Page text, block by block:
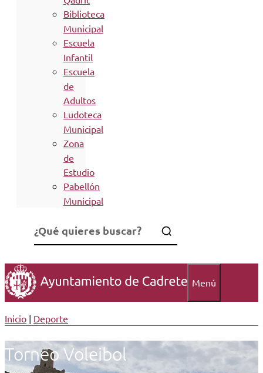
Biblioteca
Municipal
Escuela
Infantil
Escuela
de
Adultos
Ludoteca
Municipal
Zona
de
Estudio
Pabellón
Municipal
Menú
Inicio | Deporte
Torneo Voleibol